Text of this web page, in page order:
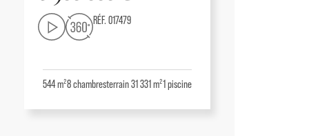
RÉF. 017479
544 m²8chambresterrain 31 331 m²1piscine